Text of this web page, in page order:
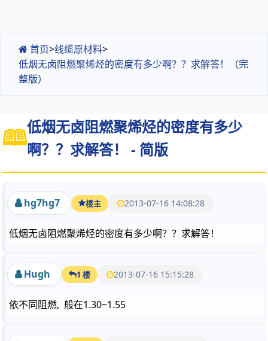
首页>线缆原材料>
低烟无卤阻燃聚烯烃的密度有多少啊？？求解答！（完
整版）
低烟无卤阻燃聚烯烃的密度有多少
啊？？求解答！ - 简版
hg7hg7 楼主 2013-07-16 14:08:28
低烟无卤阻燃聚烯烃的密度有多少啊？？求解答！
Hugh 1 楼 2013-07-16 15:15:28
依不同阻燃, 般在1.30~1.55